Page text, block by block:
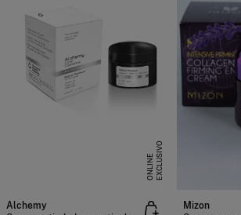
E
X
C
L
U
SI
V
O
O
N
L
I
N
E
Alchemy
Mizon